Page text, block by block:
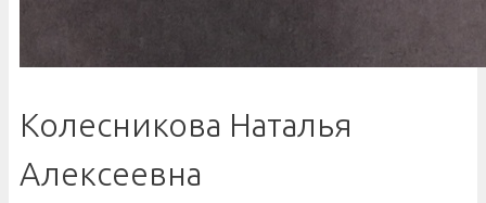
Колесникова Наталья
Алексеевна